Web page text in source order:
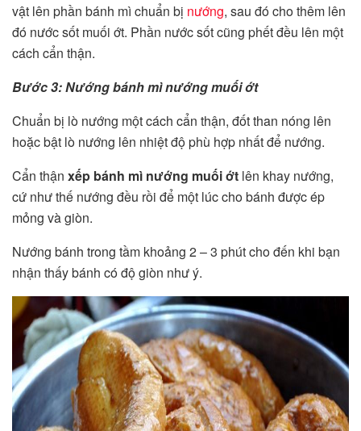
vật lên phần bánh mì chuẩn bị nướng, sau đó cho thêm lên
đó nước sốt muối ớt. Phần nước sốt cũng phết đều lên một
cách cẩn thận.
Bước 3: Nướng bánh mì nướng muối ớt
Chuẩn bị lò nướng một cách cẩn thận, đốt than nóng lên
hoặc bật lò nướng lên nhiệt độ phù hợp nhất để nướng.
Cẩn thận xếp bánh mì nướng muối ớt lên khay nướng,
cứ như thế nướng đều rồi để một lúc cho bánh được ép
mỏng và giòn.
Nướng bánh trong tầm khoảng 2 – 3 phút cho đến khi bạn
nhận thấy bánh có độ giòn như ý.